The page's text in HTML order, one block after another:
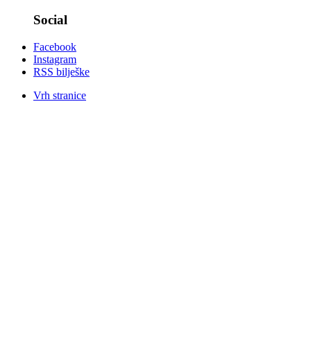
Social
Facebook
Instagram
RSS bilješke
Vrh stranice